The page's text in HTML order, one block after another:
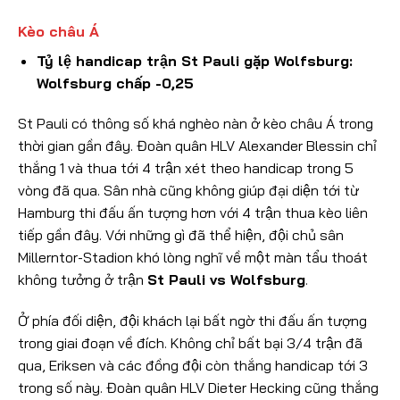
Kèo châu Á
Tỷ lệ handicap trận St Pauli gặp Wolfsburg:
Wolfsburg chấp -0,25
St Pauli có thông số khá nghèo nàn ở kèo châu Á trong
thời gian gần đây. Đoàn quân HLV Alexander Blessin chỉ
thắng 1 và thua tới 4 trận xét theo handicap trong 5
vòng đã qua. Sân nhà cũng không giúp đại diện tới từ
Hamburg thi đấu ấn tượng hơn với 4 trận thua kèo liên
tiếp gần đây. Với những gì đã thể hiện, đội chủ sân
Millerntor-Stadion khó lòng nghĩ về một màn tẩu thoát
không tưởng ở trận St Pauli vs Wolfsburg.
Ở phía đối diện, đội khách lại bất ngờ thi đấu ấn tượng
trong giai đoạn về đích. Không chỉ bất bại 3/4 trận đã
qua, Eriksen và các đồng đội còn thắng handicap tới 3
trong số này. Đoàn quân HLV Dieter Hecking cũng thắng